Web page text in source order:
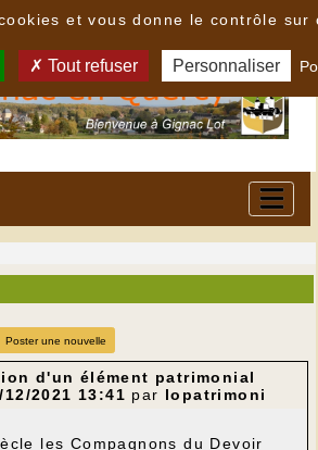
Poster une nouvelle
d'un élément patrimonial
12/2021 13:41 par lopatrimoni
les Compagnons du Devoir
et vous donne le contrôle sur
Tout refuser Personnaliser